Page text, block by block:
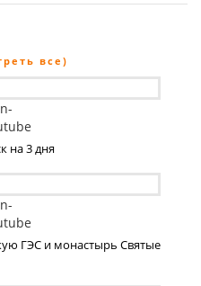
все)
на 3 дня
ГЭС и монастырь Святые